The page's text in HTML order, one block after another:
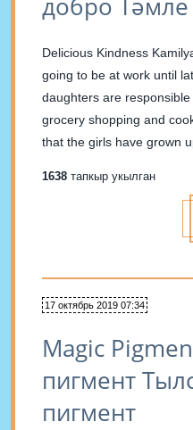
добро
Delicious Kindness
going to be at work until
daughters are
grocery shopping and
that the girls have grown
1638 тапкыр укылган
17 октябрь 2019 07:34
Magic
пигмент
пигмент